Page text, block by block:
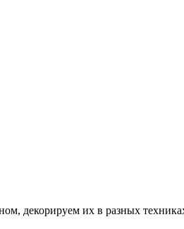
декорируем их в разных